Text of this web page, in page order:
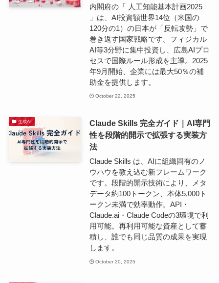
内閣府の「 人工知能基本計画2025
」は、AI投資額世界14位（米国の
120分の1）の日本が「反転攻勢」で
巻き返す国家戦略です。フィジカル
AI等3分野に集中投資し、広島AIプロ
セスで国際ルール形成を主導。2025
年9月開始、企業には最大50％の補
助金を提供します。
October 22, 2025
生成AI
Claude Skills 完全ガイド｜AI専門
性を段階的開示で拡張する実装方
法
Claude Skills は、AIに組織固有のノ
ウハウを教え込む新フレームワーク
です。段階的開示技術により、メタ
データ約100トークン、本体5,000ト
ークン未満で効率動作。API・
Claude.ai・Claude Codeの3環境で利
用可能。再利用可能な資産として蓄
積し、誰でも同じ品質の成果を実現
します。
October 20, 2025